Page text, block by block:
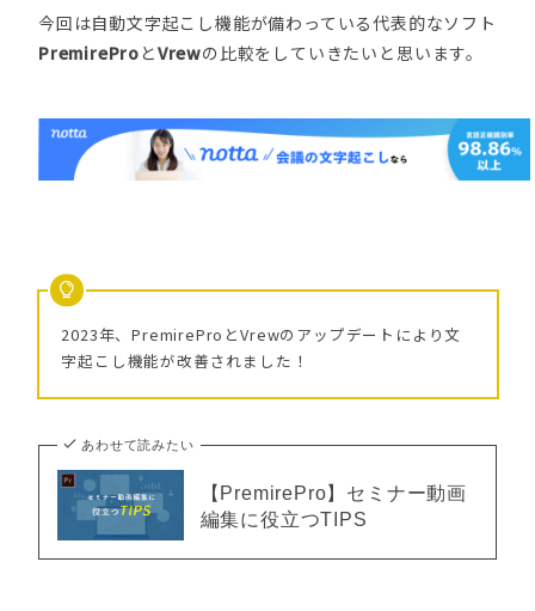
今回は自動文字起こし機能が備わっている代表的なソフト
PremirePro とVrewの比較をしていきたいと思います。
2023年、PremireProとVrewのアップデートにより文
字起こし機能が改善されました！
あわせて読みたい
【PremirePro】セミナー動画
編集に役立つTIPS